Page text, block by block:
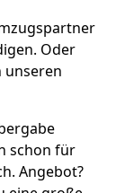
Oder
unseren
schon für
Angebot?